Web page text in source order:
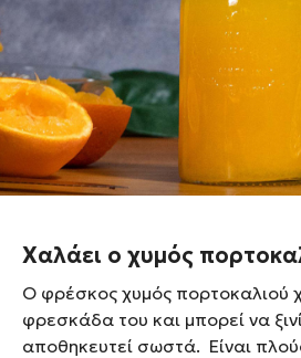
βιταμινών του. Πράγματι,
να καταναλώνεται μέσα σε
στύψιμο, ώστε να προσφέρει
τα θρεπτικά συστατικά του
Για να απολαύσουμε τον χυμό
μέγιστο της γεύσης του, είναι
επιλογή των πορτοκαλιών.
Χαλάει ο χυμός
Ο φρέσκος χυμός πορτοκαλιού
φρεσκάδα του και μπορεί να
αποθηκευτεί σωστά. Eίναι